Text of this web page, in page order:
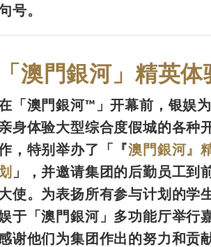
号。
「澳門銀河」精英
「澳門銀河™」开幕前，银娱
身体验大型综合度假城的各种
，特别举办了「『澳門銀河』
」，并邀请集团的后勤员工到
使。为表扬所有参与计划的学
于「澳門銀河」多功能厅举行
谢他们为集团作出的努力和贡献